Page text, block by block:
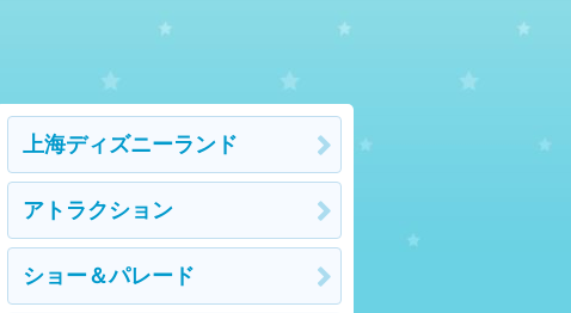
上海ディズニーランド
アトラクション
ショー＆パレード